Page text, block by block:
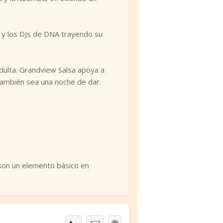
los DJs de DNA trayendo su
Grandview Salsa apoya a
sea una noche de dar.
un elemento básico en